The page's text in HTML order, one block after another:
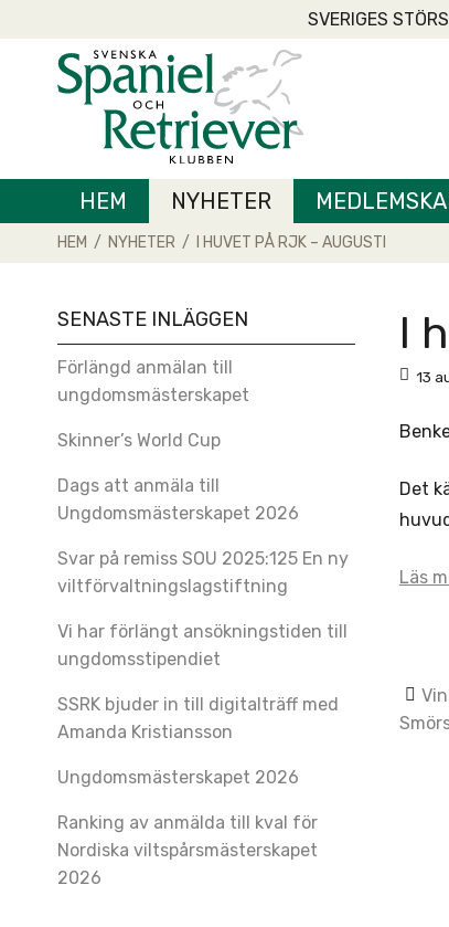
to
content
SVERIGES
Home
HEM NYHETER
HEM / NYHETER / I HUVET PÅ RJK – AUGUSTI
I
13
Det
Läs
SENASTE INLÄGGEN
Förlängd anmälan till
ungdomsmästerskapet
Skinner’s World Cup
Dags att anmäla till
Ungdomsmästerskapet 2026
Svar på remiss SOU 2025:125 En ny
viltförvaltningslagstiftning
Vi har förlängt ansökningstiden till
ungdomsstipendiet
SSRK bjuder in till digitalträff med
Amanda Kristiansson
Ungdomsmästerskapet 2026
Ranking av anmälda till kval för
Nordiska viltspårsmästerskapet
2026